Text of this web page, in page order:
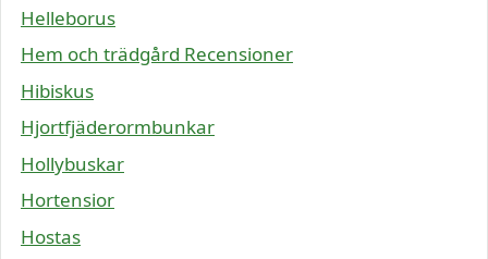
Helleborus
Hem och trädgård Recensioner
Hibiskus
Hjortfjäderormbunkar
Hollybuskar
Hortensior
Hostas